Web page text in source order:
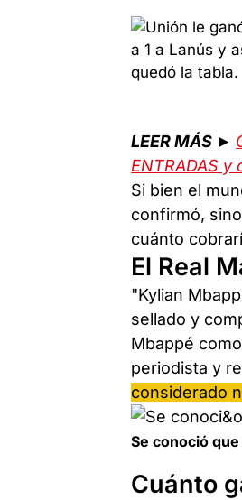
LEER MÁS ►
ENTRADAS y
Si bien el
confirmó,
cuánto
El Real
"Kylian
sellado y
Mbappé
periodista y
considerado
Se conoció
Cuánto